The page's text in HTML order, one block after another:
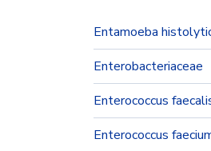
Entamoeba
Enterobacteriaceae
Enterococcus
Enterococcus